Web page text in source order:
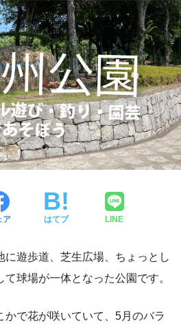
ア はてブ LINE
に遊歩道、芝生広場、ちょっとし
球場が一体となった公園です。
かで花が咲いていて、5月のバラ